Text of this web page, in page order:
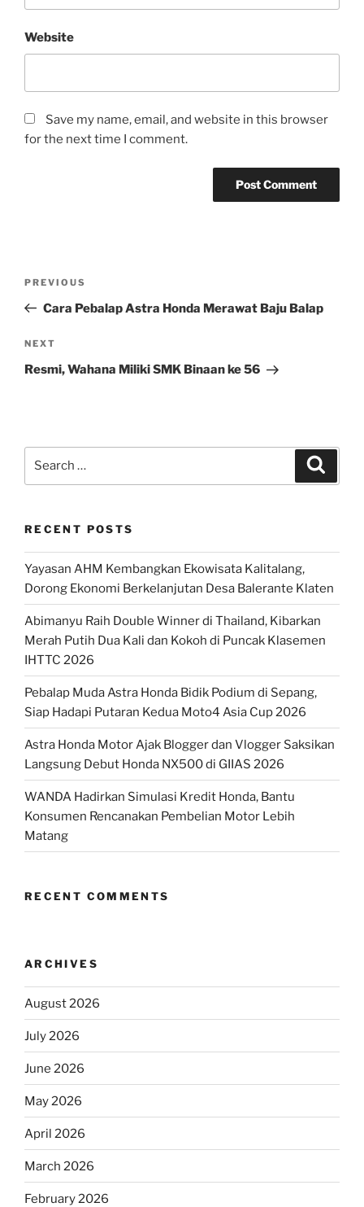
Website
Save my name, email, and website in this browser
for the next time I comment.
Previous
Post
PREVIOUS
Cara Pebalap Astra Honda Merawat Baju Balap
Next
Post
NEXT
Resmi, Wahana Miliki SMK Binaan ke 56
RECENT POSTS
Yayasan AHM Kembangkan Ekowisata Kalitalang,
Dorong Ekonomi Berkelanjutan Desa Balerante Klaten
Abimanyu Raih Double Winner di Thailand, Kibarkan
Merah Putih Dua Kali dan Kokoh di Puncak Klasemen
IHTTC 2026
Pebalap Muda Astra Honda Bidik Podium di Sepang,
Siap Hadapi Putaran Kedua Moto4 Asia Cup 2026
Astra Honda Motor Ajak Blogger dan Vlogger Saksikan
Langsung Debut Honda NX500 di GIIAS 2026
WANDA Hadirkan Simulasi Kredit Honda, Bantu
Konsumen Rencanakan Pembelian Motor Lebih
Matang
RECENT COMMENTS
ARCHIVES
August 2026
July 2026
June 2026
May 2026
April 2026
March 2026
February 2026